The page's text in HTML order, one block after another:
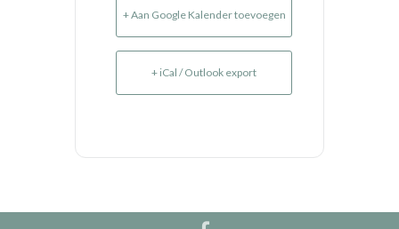
+ Aan Google Kalender toevoegen
+ iCal / Outlook export